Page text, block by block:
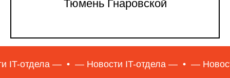
Тюмень Гнаровской
— — Новости IT-отдела — — Новости IT-